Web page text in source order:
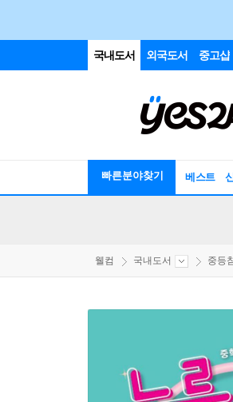
국내도서 외국도서 중고샵
빠른분야찾기 베스트
웰컴 국내도서 중등